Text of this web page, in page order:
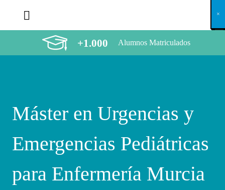
+1.000 Alumnos Matriculados
Máster en Urgencias y
Emergencias Pediátricas
para Enfermería Murcia
X
×
×
×
×
×
×
×
×
×
×
×
×
×
×
×
×
×
×
×
×
×
×
×
×
×
×
×
×
×
×
×
×
×
×
×
×
×
×
×
×
×
×
×
×
×
×
×
×
×
×
×
×
×
×
×
×
×
×
×
×
×
×
×
×
×
×
×
×
×
×
×
×
×
×
×
×
×
×
×
×
×
×
×
×
×
×
×
×
×
×
×
×
×
×
×
×
×
×
×
×
×
×
×
×
×
×
×
×
×
×
×
×
×
×
×
×
×
×
×
×
×
×
×
×
×
×
×
×
×
×
×
×
×
×
×
×
×
×
×
×
×
×
×
×
×
×
×
×
×
×
×
×
×
×
×
×
×
×
×
×
×
×
×
×
×
×
×
×
×
×
×
×
×
×
×
×
×
×
×
×
×
×
×
×
×
×
×
×
×
×
×
×
×
×
×
×
×
×
×
×
×
×
×
×
×
×
×
×
×
×
×
×
×
×
×
×